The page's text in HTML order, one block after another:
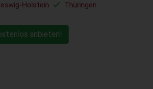
Holstein Thüringen
anbieten!